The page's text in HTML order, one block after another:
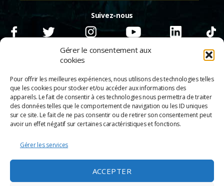
Gérer le consentement aux
cookies
Pour offrir les meilleures expériences, nous utilisons des technologies telles
que les cookies pour stocker et/ou accéder aux informations des
appareils. Le fait de consentir à ces technologies nous permettra de traiter
des données telles que le comportement de navigation ou les ID uniques
sur ce site. Le fait de ne pas consentir ou de retirer son consentement peut
avoir un effet négatif sur certaines caractéristiques et fonctions.
Gérer les services
ACCEPTER
Suivez-nous
© 2026Scènes & Cinés